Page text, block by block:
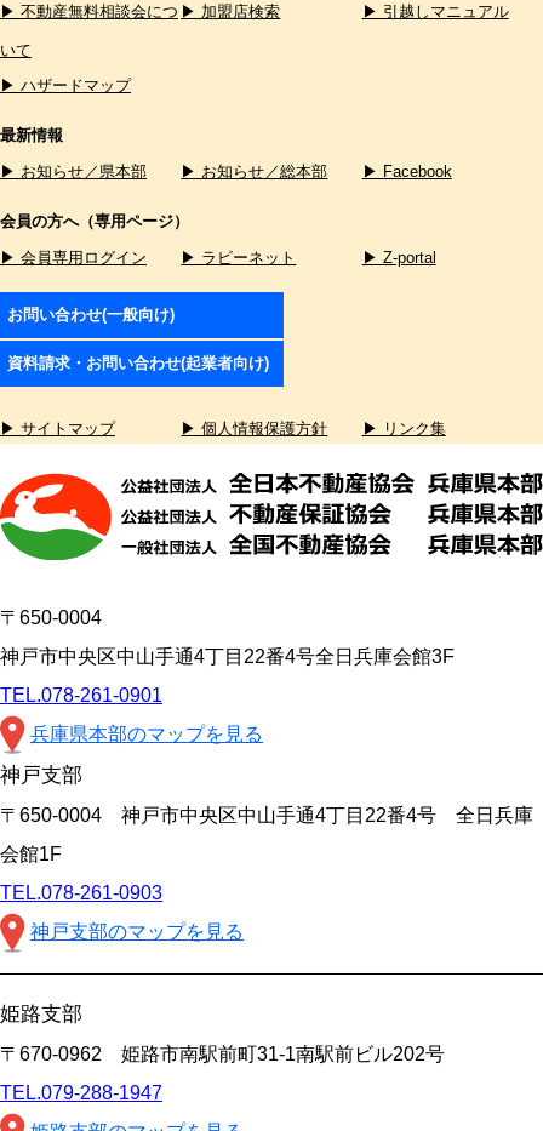
▶ 不動産無料相談会につ
いて
▶ 加盟店検索 ▶ 引越しマニュアル
▶ ハザードマップ
最新情報
▶ お知らせ／県本部
▶ お知らせ／総本部 ▶ Facebook
会員の方へ（専用ページ）
▶ 会員専用ログイン
▶ ラビーネット ▶ Z-portal
お問い合わせ(一般向け)
資料請求・お問い合わせ(起業者向け)
▶ サイトマップ ▶ 個人情報保護方針 ▶ リンク集
〒650-0004
神戸市中央区中山手通4丁目22番4号全日兵庫会館3F
TEL.078-261-0901
兵庫県本部のマップを見る
神戸支部
〒650-0004 神戸市中央区中山手通4丁目22番4号 全日兵庫
会館1F
TEL.078-261-0903
神戸支部のマップを見る
姫路支部
〒670-0962 姫路市南駅前町31-1南駅前ビル202号
TEL.079-288-1947